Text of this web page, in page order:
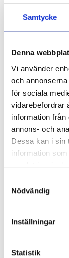
Samtycke
Denna
Vi använder
och
för sociala
vidarebefordrar
information från
annons- och
Dessa kan i sin
information
samlat in när
Nödvändig
Inställningar
Statistik
Fakta
SE FAKTA
Karta